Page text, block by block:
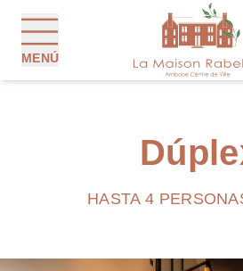
MENÚ
HASTA 4